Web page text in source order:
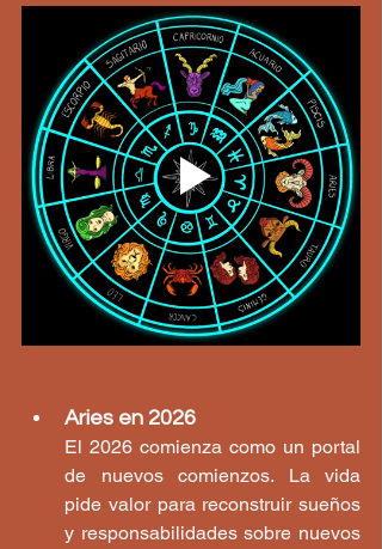
Aries en 2026
El 2026 comienza como un portal
de nuevos comienzos. La vida
pide valor para reconstruir sueños
y responsabilidades sobre nuevos